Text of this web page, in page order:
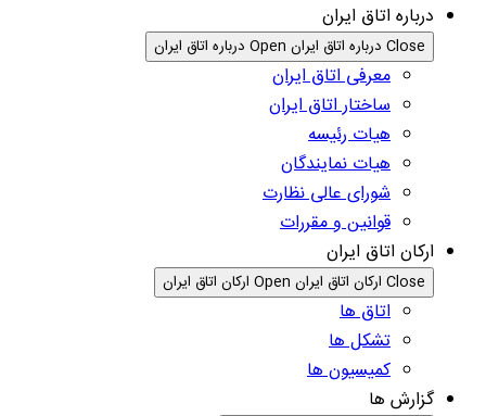
درباره اتاق ایران
Close درباره اتاق ایران Open درباره اتاق ایران
معرفی اتاق ایران
ساختار اتاق ایران
هیات رئیسه
هیات نمایندگان
شورای عالی نظارت
قوانین و مقررات
ارکان اتاق ایران
Close ارکان اتاق ایران Open ارکان اتاق ایران
اتاق ها
تشکل ها
کمیسیون ها
گزارش ها